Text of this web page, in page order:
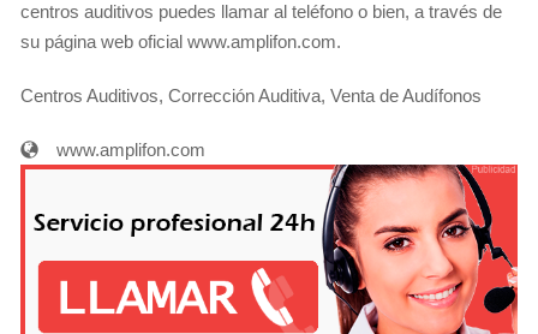
centros auditivos puedes llamar al teléfono o bien, a través de
su página web oficial www.amplifon.com.
Centros Auditivos, Corrección Auditiva, Venta de Audífonos
www.amplifon.com